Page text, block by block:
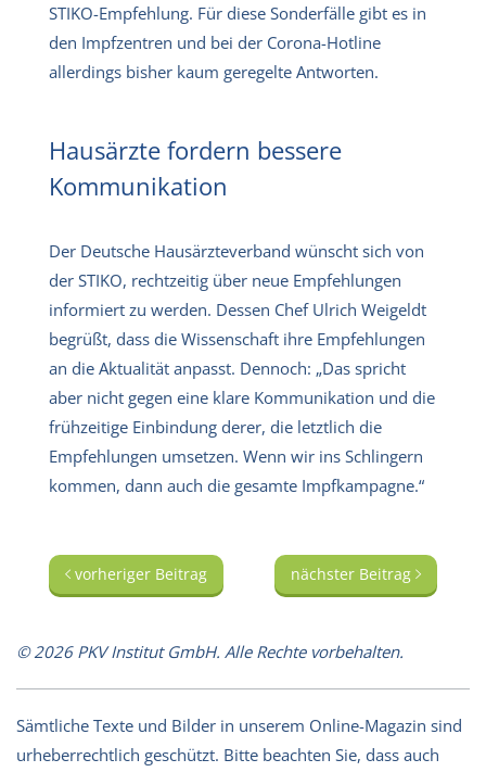
STIKO-Empfehlung. Für diese Sonderfälle gibt es in
den Impfzentren und bei der Corona-Hotline
allerdings bisher kaum geregelte Antworten.
Hausärzte fordern bessere
Kommunikation
Der Deutsche Hausärzteverband wünscht sich von
der STIKO, rechtzeitig über neue Empfehlungen
informiert zu werden. Dessen Chef Ulrich Weigeldt
begrüßt, dass die Wissenschaft ihre Empfehlungen
an die Aktualität anpasst. Dennoch: „Das spricht
aber nicht gegen eine klare Kommunikation und die
frühzeitige Einbindung derer, die letztlich die
Empfehlungen umsetzen. Wenn wir ins Schlingern
kommen, dann auch die gesamte Impfkampagne.“
vorheriger Beitrag nächster Beitrag
© 2026 PKV Institut GmbH. Alle Rechte vorbehalten.
Sämtliche Texte und Bilder in unserem Online-Magazin sind
urheberrechtlich geschützt. Bitte beachten Sie, dass auch